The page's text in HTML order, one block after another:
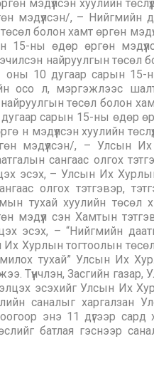
мэдүүлсэн хуулийн
мэдүүлсэн/, – Нийгмийн
болон хамт өргөн
15-ны өдөр өргөн
найруулгын төсөл
оны 10 дугаар сарын 15-
осо л, мэргэжлээс
төсөл болон
сарын 15-ны өдөр
н мэдүүлсэн хуулийн
мэдүүлсэн/, – Улсын Их
сангаас олгох
эсэх, – Улсын Их Хурлын
олгох тэтгэвэр,
тухай хуулийн төсөл
мэдүүл сэн Хамтын
эсэх, – “Нийгмийн
Хурлын тогтоолын
тухай” Улсын Их
Түүнчлэн, Засгийн
эсэхийг Улсын Их
саналыг
энэ 11 дүгээр
батлая гэснээр